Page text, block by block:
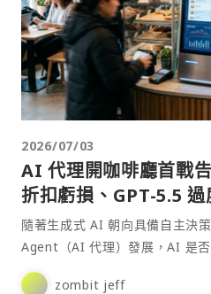
2026/07/03
AI 代理開咖啡廳首戰
折扣虧損、GPT-5.5
隨著生成式 AI 朝向具備自主決
Agent（AI 代理）發展，AI 是
外界關注的焦點。⋯
zombit jeff